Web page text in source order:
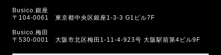
Busico.銀座
〒104-0061 東京都中央区銀座1-3-3 G1ビル7F
Busico.梅田
〒530-0001 大阪市北区梅田1-11-4-923号 大阪駅前第4ビル9F